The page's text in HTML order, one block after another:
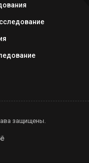
защищены.